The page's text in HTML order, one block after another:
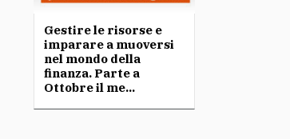
Gestire le risorse e
imparare a muoversi
nel mondo della
finanza. Parte a
Ottobre il me...